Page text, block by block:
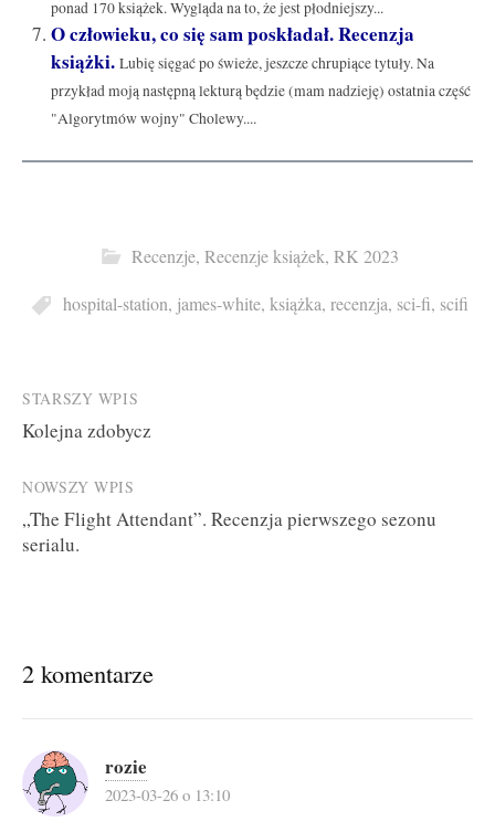
ponad 170 książek. Wygląda na to, że jest płodniejszy...
O człowieku, co się sam poskładał. Recenzja
książki. Lubię sięgać po świeże, jeszcze chrupiące tytuły. Na
przykład moją następną lekturą będzie (mam nadzieję) ostatnia część
"Algorytmów wojny" Cholewy....
Recenzje, Recenzje książek, RK 2023
hospital-station, james-white, książka, recenzja, sci-fi, scifi
Post
navigation
STARSZY WPIS
Kolejna zdobycz
NOWSZY WPIS
„The Flight Attendant”. Recenzja pierwszego sezonu
serialu.
2 komentarze
rozie
2023-03-26 o 13:10